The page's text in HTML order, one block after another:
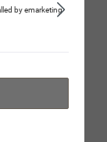
by emarketing